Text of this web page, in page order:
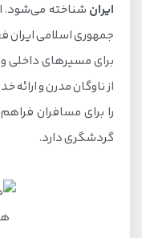
ایران شناخته می‌شود.
جمهوری اسلامی ایران
برای مسیرهای داخلی
از ناوگان مدرن و
را برای مسافران
گردشگری دارد.